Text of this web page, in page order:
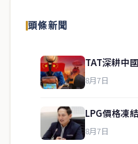
頭條新聞
TAT深耕中
8月7日
LPG價格凍
8月7日